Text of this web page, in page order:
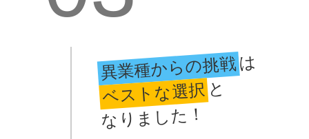
異業種からの挑戦は
ベストな選択と
なりました！